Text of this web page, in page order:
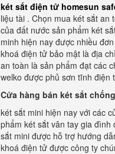
két sắt điện tử homesun
liệu tài . Chọn mua két sắt
của đất nước sản phẩm két
minh hiện nay được nhiều
khoá điện tử bảo mật là địa
an toàn là sản phẩm đạt các
welko được phủ sơn tĩnh điện
Cửa hàng bán két sắt
két sắt mini hiện nay với các
phẩm két sắt vân tay gia
sắt mini được hỗ trợ hướng
khoá điện tử được công ty